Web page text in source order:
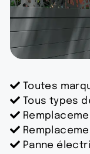
Toutes
Tous types
Panne